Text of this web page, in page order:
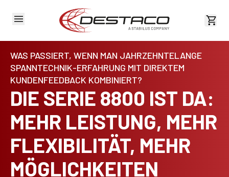
WAS PASSIERT, WENN MAN JAHRZEHNTELANGE
SPANNTECHNIK-ERFAHRUNG MIT DIREKTEM
KUNDENFEEDBACK KOMBINIERT?
DIE SERIE 8800 IST DA:
MEHR LEISTUNG, MEHR
FLEXIBILITÄT, MEHR
MÖGLICHKEITEN